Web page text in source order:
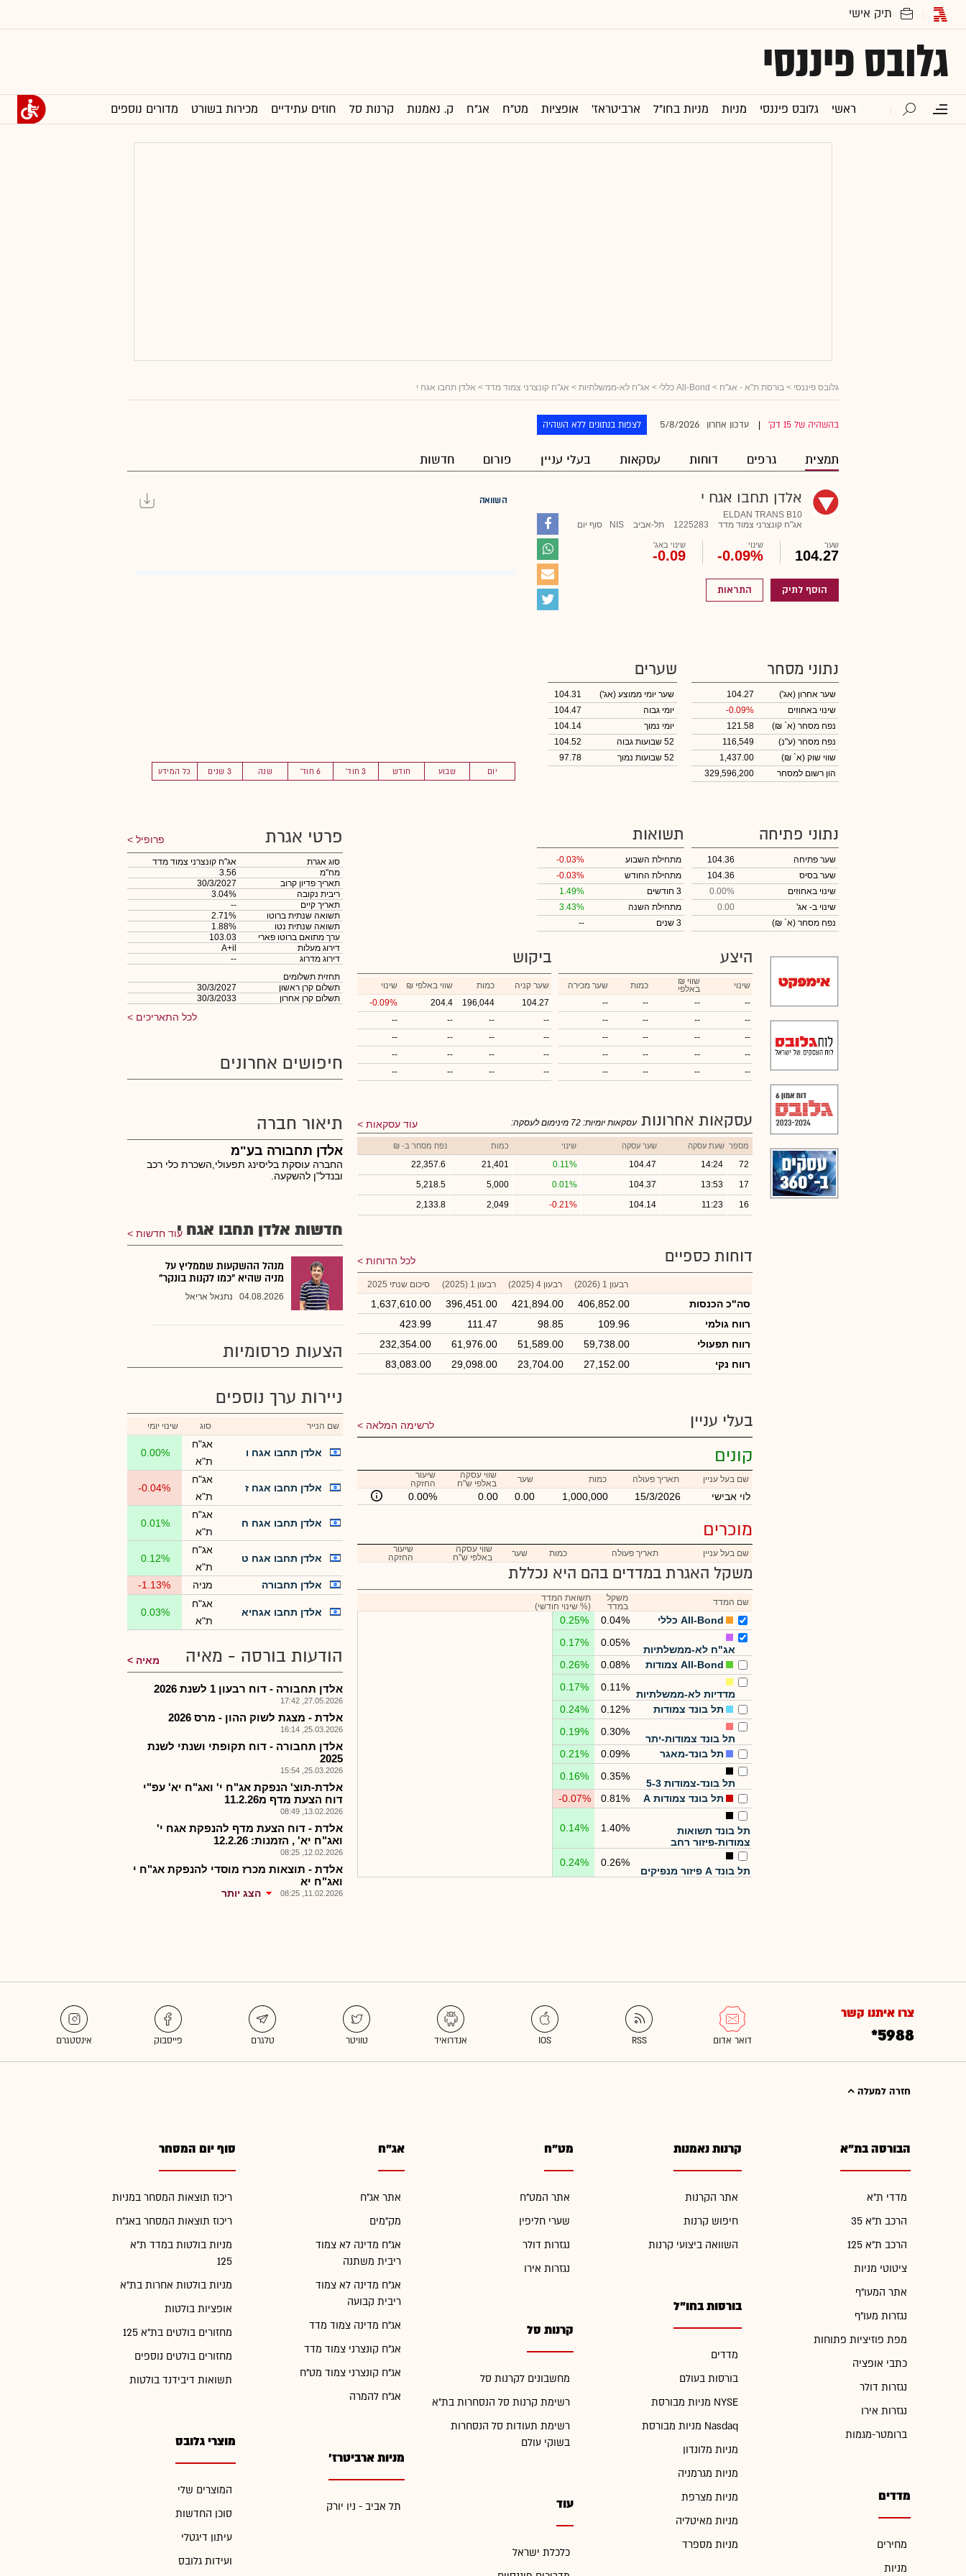
גלובס פיננסי
ראשי גלובס פיננסי מניות מניות בחו"ל ארביטראז' אופציות מט"ח אג"ח ק. נאמנות קרנות סל חוזים עתידיים מכירות בשורט מדורים נוספים
גלובס פיננסי > בורסת ת"א - אג"ח > All-Bond כללי > אג"ח לא-ממשלתיות > אג"ח קונצרני צמוד מדד > אלדן תחבו אגח י
בהשהיה של 15 דק' עדכון אחרון 5/8/2026 לצפות בנתונים ללא השהיה
תמצית גרפים דוחות עסקאות בעלי עניין פורום חדשות
אלדן תחבו אגח י
ELDAN TRANS B10
אג"ח קונצרני צמוד מדד
1225283 תל-אביב NIS סוף יום
שער
104.27
שינוי
-0.09%
שינוי באג'
-0.09
הוסף לתיק התראות
השוואה
יום שבוע חודש 3 חוד' 6 חוד' שנה 3 שנים כל המידע
נתוני מסחר
שער אחרון (אג')
104.27
שינוי באחוזים
-0.09%
נפח מסחר (א` ₪)
121.58
נפח מסחר (ע"נ)
116,549
שווי שוק (א` ₪)
1,437.00
הון רשום למסחר
329,596,200
שערים
שער יומי ממוצע (אג')
104.31
יומי גבוה
104.47
יומי נמוך
104.14
52 שבועות גבוה
104.52
52 שבועות נמוך
97.78
נתוני פתיחה
שער פתיחה
104.36
שער בסיס
104.36
שינוי באחוזים
0.00%
שינוי ב- אג'
0.00
נפח מסחר (א` ₪)
תשואות
מתחילת השבוע
-0.03%
מתחילת החודש
-0.03%
3 חודשים
1.49%
מתחילת השנה
3.43%
3 שנים
--
היצע
שינוי ₪ שווי
באלפי כמות
שער מכירה
--
--
--
--
--
--
--
--
--
--
--
--
--
--
--
--
--
--
--
--
ביקוש
שער קניה כמות ₪ שווי באלפי
שינוי
104.27
196,044
204.4
-0.09%
--
--
--
--
--
--
--
--
--
--
--
--
--
--
--
--
עסקאות אחרונות עוד עסקאות עסקאות יומיות: 72 מינימום לעסקה:
מספר שעת עסקה שער עסקה שינוי כמות נפח מסחר ב- ₪
72
14:24
104.47
0.11%
21,401
22,357.6
17
13:53
104.37
0.01%
5,000
5,218.5
16
11:23
104.14
-0.21%
2,049
2,133.8
דוחות כספיים לכל הדוחות
רבעון 1 (2026) רבעון 4 (2025) רבעון 1 (2025) סיכום שנתי 2025
סה"כ הכנסות 406,852.00
421,894.00
396,451.00
1,637,610.00
רווח גולמי
109.96
98.85
111.47
423.99
רווח תפעולי
59,738.00
51,589.00
61,976.00
232,354.00
רווח נקי
27,152.00
23,704.00
29,098.00
83,083.00
בעלי עניין לרשימה המלאה
קונים
שם בעל עניין תאריך פעולה כמות שער
שווי עסקה
באלפי ש"ח
שיעור
החזקה
לוי אבישי 15/3/2026
1,000,000
0.00
0.00
0.00%
מוכרים
שם בעל עניין תאריך פעולה כמות שער
שווי עסקה
באלפי ש"ח
שיעור
החזקה
משקל האגרת במדדים בהם היא נכללת
שם המדד
משקל
במדד
תשואת המדד
(% שינוי חודשי)
All-Bond כללי 0.04%
0.25%
אג"ח לא-ממשלתיות
0.05%
0.17%
All-Bond צמודות
0.08%
0.26%
מדדיות לא-ממשלתיות
0.11%
0.17%
תל בונד צמודות
0.12%
0.24%
תל בונד צמודות-יתר
0.30%
0.19%
תל בונד-מאגר
0.09%
0.21%
תל בונד-צמודות 5-3
0.35%
0.16%
תל בונד צמודות A
0.81%
-0.07%
תל בונד תשואות
צמודות-פיזור רחב
1.40%
0.14%
תל בונד A פיזור מנפיקים
0.26%
0.24%
פרטי אגרת פרופיל
סוג אגרת
אג"ח קונצרני צמוד מדד
מח"מ
3.56
תאריך פדיון קרוב
30/3/2027
ריבית נקובה
3.04%
תאריך קיים
--
תשואה שנתית ברוטו
2.71%
תשואה שנתית נטו
1.88%
ערך מתואם ברוטו פארי
103.03
דירוג מעלות
A+il
דירוג מדרוג
--
תחזית תשלומים
תשלום קרן ראשון
30/3/2027
תשלום קרן אחרון
30/3/2033
לכל התאריכים
חיפושים אחרונים
תיאור חברה
אלדן תחבורה בע"מ
החברה עוסקת בליסינג תפעולי,השכרת כלי רכב
ובנדל"ן להשקעה.
חדשות אלדן תחבו אגח יעוד חדשות
מנהל ההשקעות שממליץ על
מניה שהיא "כמו לקנות בונקר"
04.08.2026 נתנאל אריאל
הצעות פרסומיות
ניירות ערך נוספים
שם הנייר סוג שינוי יומי
אלדן תחבו אגח ו
אג"ח
ת"א
0.00%
אלדן תחבו אגח ז
אג"ח
ת"א
-0.04%
אלדן תחבו אגח ח
אג"ח
ת"א
0.01%
אלדן תחבו אגח ט
אג"ח
ת"א
0.12%
אלדן תחבורה מניה -1.13%
אלדן תחבו אגחיא
אג"ח
ת"א
0.03%
הודעות בורסה - מאיה מאיה
אלדן תחבורה - דוח רבעון 1 לשנת 2026
27.05.2026, 17:42
אלדת - מצגת לשוק ההון - מרס 2026
25.03.2026, 16:14
אלדן תחבורה - דוח תקופתי ושנתי לשנת
2025
25.03.2026, 15:54
אלדת-תוצ' הנפקת אג"ח י' ואג"ח יא' עפ"י
דוח הצעת מדף מ11.2.26
13.02.2026, 08:49
אלדת - דוח הצעת מדף להנפקת אגח י'
ואג"ח יא' , הזמנות: 12.2.26
12.02.2026, 08:25
אלדת - תוצאות מכרז מוסדי להנפקת אג"ח י
ואג"ח יא
11.02.2026, 08:25 הצג יותר
צרו איתנו קשר
*5988
חזרה למעלה
הבורסה בת"א
מדדי ת"א
הרכב ת"א 35
הרכב ת"א 125
ציטוטי מניות
אתר המעו"ף
נגזרות מעו"ף
מפת פוזיציות פתוחות
כתבי אופציה
נגזרות דולר
נגזרות אירו
ברומטר-מגמות
מדדים
מחירים
מניות
קרנות נאמנות
אתר הקרנות
חיפוש קרנות
השוואה ביצועי קרנות
בורסות בחו"ל
מדדים
בורסות בעולם
מניות מבורסת NYSE
מניות מבורסת Nasdaq
מניות מלונדון
מניות מגרמניה
מניות מצרפת
מניות מאיטליה
מניות מספרד
מט"ח
אתר המט"ח
שערי חליפין
נגזרות דולר
נגזרות אירו
קרנות סל
מחשבונים לקרנות סל
רשימת קרנות סל הנסחרות בת"א
רשימת תעודות סל הנסחרות
בשוקי עולם
עוד
כלכלת ישראל
אג"ח
אתר אג"ח
מק"מים
אג"ח מדינה לא צמוד
ריבית משתנה
אג"ח מדינה לא צמוד
ריבית קבועה
אג"ח מדינה צמוד מדד
אג"ח קונצרני צמוד מדד
אג"ח קונצרני צמוד מט"ח
אג"ח להמרה
מניות ארביטרז'
תל אביב - ניו יורק
סוף יום המסחר
ריכוז תוצאות המסחר במניות
ריכוז תוצאות המסחר באג"ח
מניות בולטות במדד ת"א
125
מניות בולטות אחרות בת"א
אופציות בולטות
מחזורים בולטים בת"א 125
מחזורים בולטים נוספים
תשואות דיבידנד בולטות
מוצרי גלובס
המוצרים שלי
סוכן החדשות
עיתון דיגטלי
ועידות גלובס